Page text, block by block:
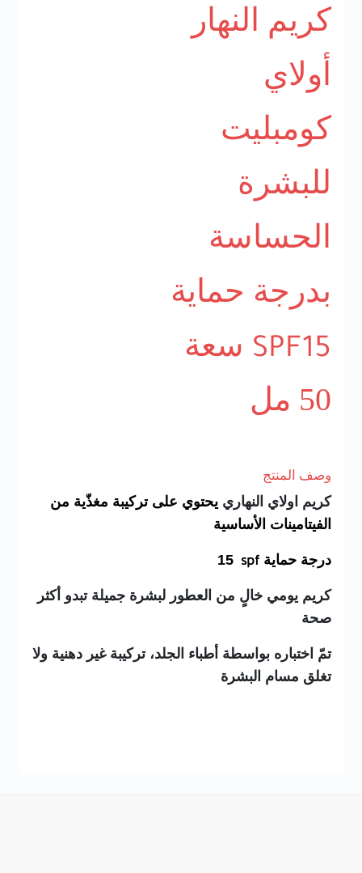
كريم النهار
أولاي
كومبليت
للبشرة
الحساسة
بدرجة حماية
SPF15 سعة
50 مل
وصف المنتج
كريم اولاي النهاري يحتوي على تركيبة مغذّية من
الفيتامينات الأساسية
درجة حماية spf
15
كريم يومي خالٍ من العطور لبشرة جميلة تبدو أكثر
صحة
تمّ اختباره بواسطة أطباء الجلد، تركيبة غير دهنية ولا
تغلق مسام البشرة